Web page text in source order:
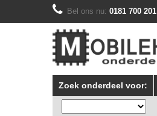
Bel ons nu: 0181 700 201
Zoek onderdeel voor: